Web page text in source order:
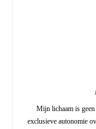
Mijn lichaam is geen
exclusieve autonomie